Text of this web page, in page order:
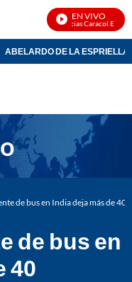
EN VIVO
Noticias Caracol En Vivo
ABELARDO DE LA ESPRIELLA
de bus en India deja más de 40
de bus en
40